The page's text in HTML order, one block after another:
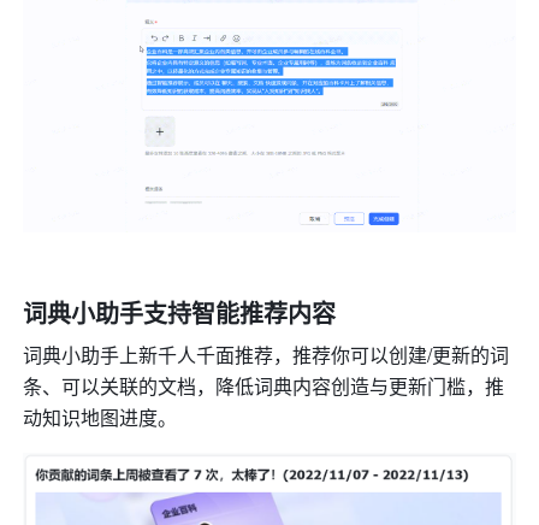
词典小助手支持智能推荐内容
词典小助手上新千人千面推荐，推荐你可以创建/更新的词
条、可以关联的文档，降低词典内容创造与更新门槛，推
动知识地图进度。